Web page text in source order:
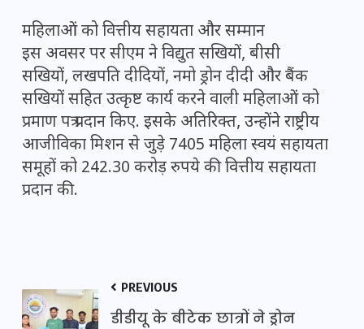
महिलाओं को वित्तीय सहायता और सम्मान
इस अवसर पर सीएम ने विद्युत सखियों, बीसी
सखियों, लखपति दीदियों, नमो ड्रोन दीदी और बैंक
सखियों सहित उत्कृष्ट कार्य करने वाली महिलाओं को
प्रमाण पत्र प्रदान किए. इसके अतिरिक्त, उन्होंने राष्ट्रीय
आजीविका मिशन से जुड़े 7405 महिला स्वयं सहायता
समूहों को 242.30 करोड़ रुपये की वित्तीय सहायता
प्रदान की.
PREVIOUS
डीडीयू के बीटेक छात्रों ने ड्रोन